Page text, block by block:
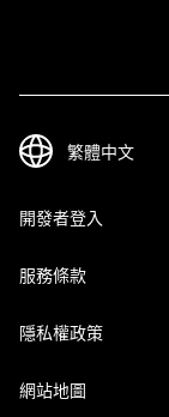
開發者登入
服務條款
隱私權政策
網站地圖